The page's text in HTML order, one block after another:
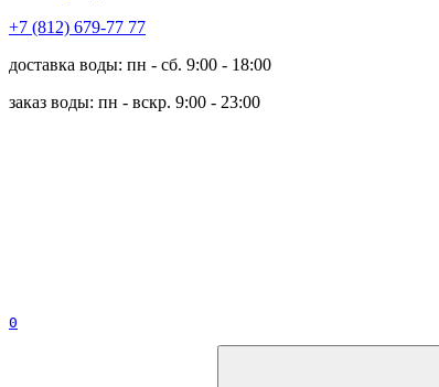
+7 (812) 679-77 77
доставка воды: пн - сб. 9:00 - 18:00
заказ воды: пн - вскр. 9:00 - 23:00
0